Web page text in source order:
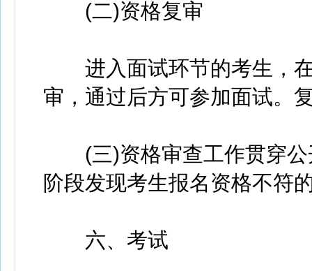
(二)资格复审
进入面试环节的考生，在
审，通过后方可参加面试。
(三)资格审查工作贯穿公
阶段发现考生报名资格不符
六、考试